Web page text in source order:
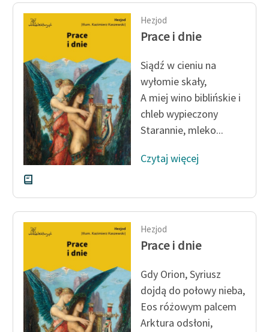
O projekcie
Zasady wykorzystania
Wolnych Lektur
Logotypy
Materiały promocyjne
Polityka prywatności
Regulamin biblioteki
Dane fundacji i
sprawozdania finansowe
Informacja o treściach
wrażliwych
Deklaracja dostępności
Hezjod
Prace i dnie
Siądź w cieniu na
wyłomie skały,
A miej wino biblińskie i
chleb wypieczony
Starannie, mleko...
Czytaj więcej
Hezjod
Prace i dnie
Gdy Orion, Syriusz
dojdą do połowy nieba,
Eos różowym palcem
Arktura odsłoni,